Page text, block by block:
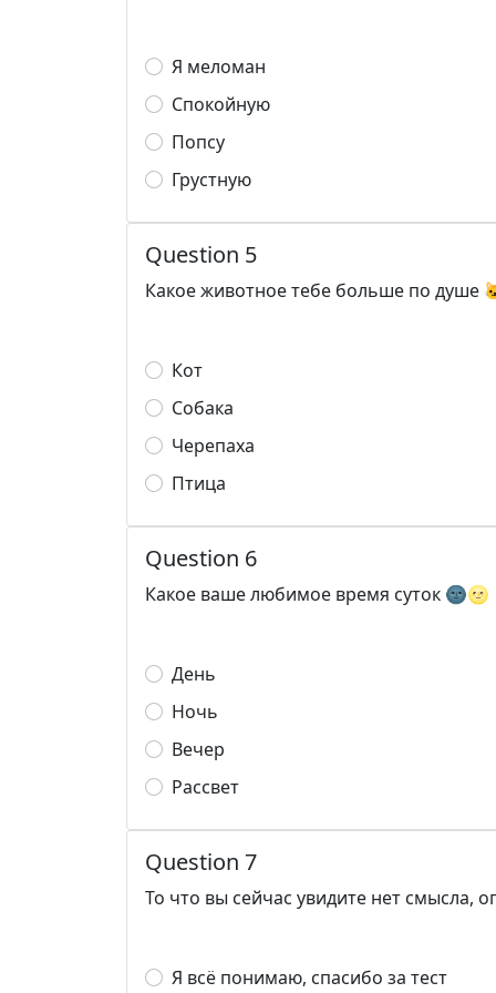
Я меломан
Спокойную
Попсу
Грустную
Question 5
Какое животное тебе больше по душе
Кот
Собака
Черепаха
Птица
Question 6
Какое ваше любимое время суток 🌚🌝
День
Ночь
Вечер
Рассвет
Question 7
То что вы сейчас увидите нет смысла,
Я всё понимаю, спасибо за тест